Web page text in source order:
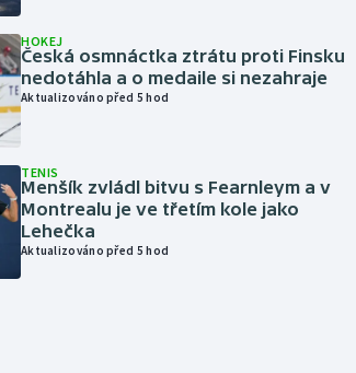
HOKEJ
Česká osmnáctka ztrátu proti Finsku
nedotáhla a o medaile si nezahraje
Aktualizováno před 5 hod
TENIS
Menšík zvládl bitvu s Fearnleym a v
Montrealu je ve třetím kole jako
Lehečka
Aktualizováno před 5 hod